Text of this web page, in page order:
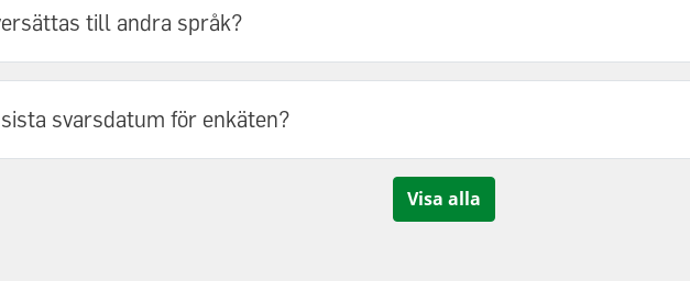
till andra språk?
svarsdatum för enkäten?
Visa alla